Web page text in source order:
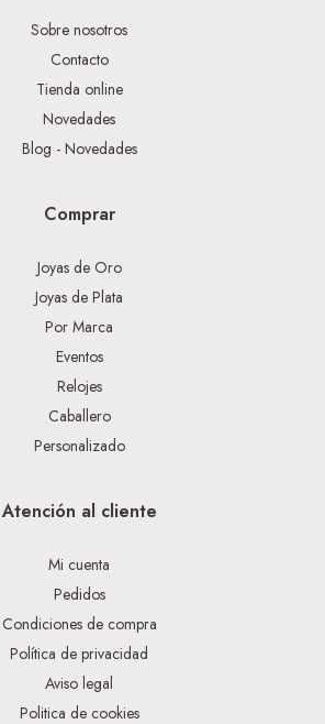
Sobre nosotros
Contacto
Tienda online
Novedades
Blog - Novedades
Comprar
Joyas de Oro
Joyas de Plata
Por Marca
Eventos
Relojes
Caballero
Personalizado
Atención al cliente
Mi cuenta
Pedidos
Condiciones de compra
Política de privacidad
Aviso legal
Politica de cookies